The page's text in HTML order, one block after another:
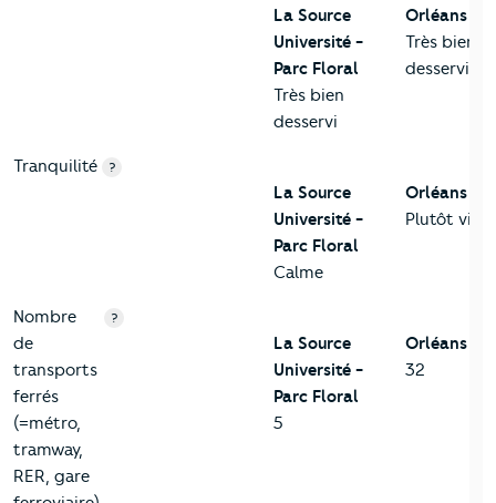
La Source
Université -
Parc Floral
Très bien
desservi
Orléans
Très bien
desservi
Tranquilité ?
La Source
Université -
Parc Floral
Calme
Orléans
Plutôt
Nombre
de
transports
ferrés
(=métro,
tramway,
RER, gare
?
La Source
Université -
Parc Floral
5
Orléans
32